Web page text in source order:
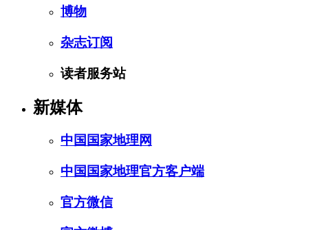
博物
杂志订阅
读者服务站
新媒体
中国国家地理网
中国国家地理官方客户端
官方微信